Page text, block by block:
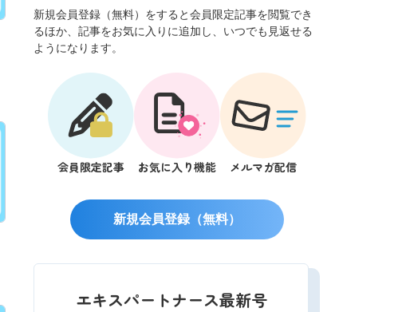
新規会員登録（無料）をすると会員限定記事を閲覧でき
るほか、記事をお気に入りに追加し、いつでも見返せる
ようになります。
会員限定記事 お気に入り機能 メルマガ配信
新規会員登録（無料）
エキスパートナース最新号